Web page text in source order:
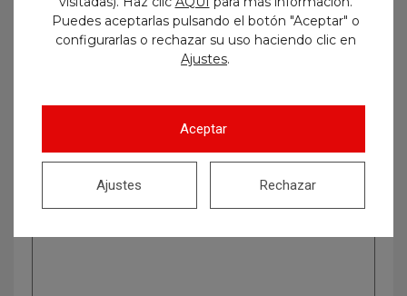
Puedes aceptarlas pulsando el botón "Aceptar" o
configurarlas o rechazar su uso haciendo clic en
Ajustes.
Aceptar
Rechazar
Ajustes